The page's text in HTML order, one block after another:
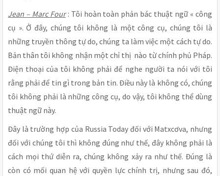
Jean – Marc Four: Tôi hoàn toàn phản bác thuật ngữ « công
cụ ». Ở đây, chúng tôi không là một công cụ, chúng tôi là
những truyền thông tự do, chúng ta làm việc một cách tự do.
Bản thân tôi không nhận một chỉ thị nào từ chính phủ Pháp.
Điện thoại của tôi không phải để nghe người ta nói với tôi
rằng phải để tin gì trong bản tin. Điều này là không có, chúng
tôi không phải là những công cụ, do vậy, tôi không thể dùng
thuật ngữ này.
Đây là trường hợp của Russia Today đối với Matxcơva, nhưng
đối với chúng tôi thì không đúng như thế, đây không phải là
cách mọi thứ diễn ra, chúng không xảy ra như thế. Đúng là
còn có mối quan hệ với quyền lực chính trị, nhưng sau đó,